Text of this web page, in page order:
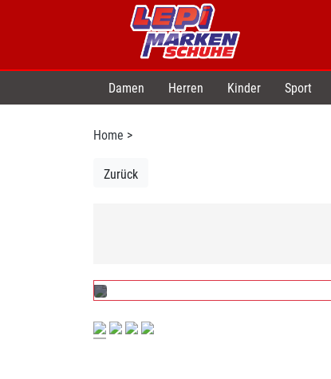
Damen Herren Kinder Sport
Home >
Zurück